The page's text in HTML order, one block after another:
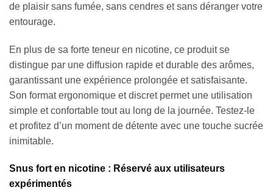
de plaisir sans fumée, sans cendres et sans déranger votre
entourage.
En plus de sa forte teneur en nicotine, ce produit se
distingue par une diffusion rapide et durable des arômes,
garantissant une expérience prolongée et satisfaisante.
Son format ergonomique et discret permet une utilisation
simple et confortable tout au long de la journée. Testez-le
et profitez d’un moment de détente avec une touche sucrée
inimitable.
Snus fort en nicotine : Réservé aux utilisateurs
expérimentés